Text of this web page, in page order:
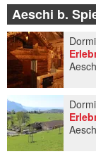
Aeschi b.